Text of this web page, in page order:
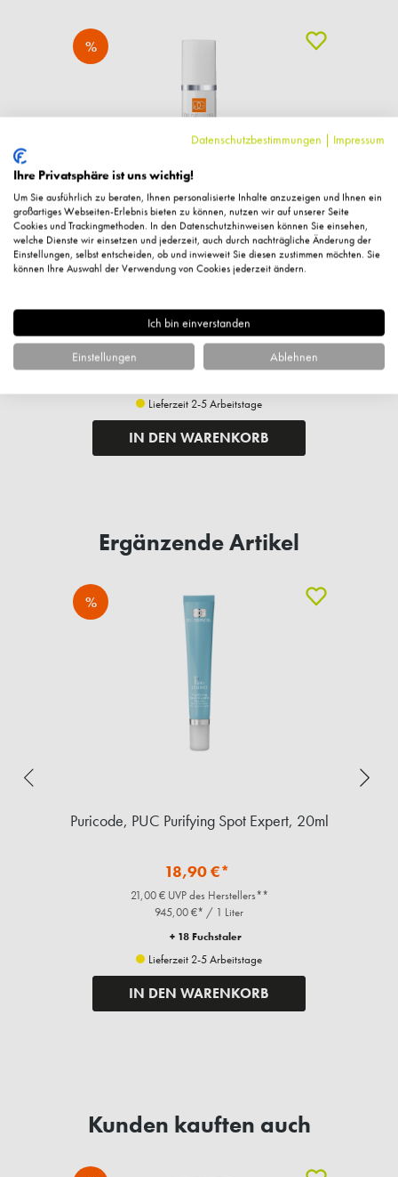
%
Experts, Puri Expert Purifying Cream, 50ml
30,60 €*
34,00 € UVP des Herstellers**
Lieferzeit 2-5 Arbeitstage
IN DEN WARENKORB
Ergänzende Artikel
%
Puricode, PUC Purifying Spot Expert, 20ml
18,90 €*
21,00 € UVP des Herstellers**
945,00 €* / 1 Liter
+ 18 Fuchstaler
Lieferzeit 2-5 Arbeitstage
IN DEN WARENKORB
Kunden kauften auch
Datenschutzbestimmungen | Impressum
Ihre Privatsphäre ist uns wichtig!
Um Sie ausführlich zu beraten, Ihnen personalisierte Inhalte anzuzeigen und Ihnen ein
großartiges Webseiten-Erlebnis bieten zu können, nutzen wir auf unserer Seite
Cookies und Trackingmethoden. In den Datenschutzhinweisen können Sie einsehen,
welche Dienste wir einsetzen und jederzeit, auch durch nachträgliche Änderung der
Einstellungen, selbst entscheiden, ob und inwieweit Sie diesen zustimmen möchten. Sie
können Ihre Auswahl der Verwendung von Cookies jederzeit ändern.
Ich bin einverstanden
Einstellungen Ablehnen